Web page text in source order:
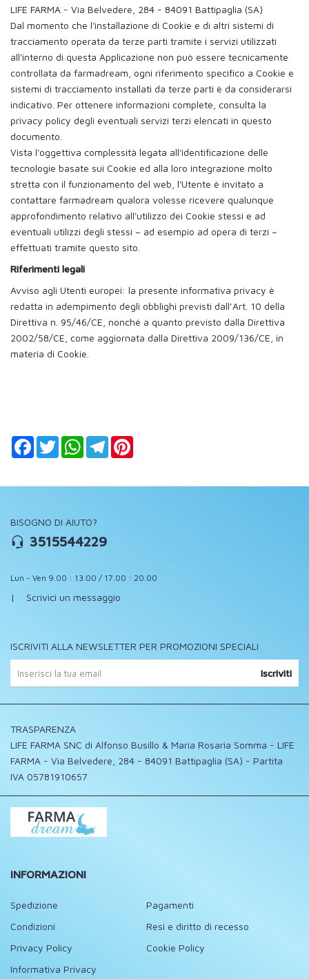
LIFE FARMA - Via Belvedere, 284 - 84091 Battipaglia (SA)
Dal momento che l'installazione di Cookie e di altri sistemi di
tracciamento operata da terze parti tramite i servizi utilizzati
all'interno di questa Applicazione non può essere tecnicamente
controllata da farmadream, ogni riferimento specifico a Cookie e
sistemi di tracciamento installati da terze parti è da considerarsi
indicativo. Per ottenere informazioni complete, consulta la
privacy policy degli eventuali servizi terzi elencati in questo
documento.
Vista l'oggettiva complessità legata all'identificazione delle
tecnologie basate sui Cookie ed alla loro integrazione molto
stretta con il funzionamento del web, l'Utente è invitato a
contattare farmadream qualora volesse ricevere qualunque
approfondimento relativo all'utilizzo dei Cookie stessi e ad
eventuali utilizzi degli stessi – ad esempio ad opera di terzi –
effettuati tramite questo sito.
Riferimenti legali
Avviso agli Utenti europei: la presente informativa privacy è
redatta in adempimento degli obblighi previsti dall’Art. 10 della
Direttiva n. 95/46/CE, nonché a quanto previsto dalla Direttiva
2002/58/CE, come aggiornata dalla Direttiva 2009/136/CE, in
materia di Cookie.
FacebookTwitterWhatsApp
Telegram
BISOGNO DI AIUTO?
3515544229
Lun - Ven 9.00 : 13.00 / 17.00 : 20.00
| Scrivici un messaggio
ISCRIVITI ALLA NEWSLETTER PER PROMOZIONI SPECIALI
Iscriviti
TRASPARENZA
LIFE FARMA SNC di Alfonso Busillo & Maria Rosaria Somma - LIFE
FARMA - Via Belvedere, 284 - 84091 Battipaglia (SA) - Partita
IVA 05781910657
INFORMAZIONI
Spedizione
Pagamenti
Condizioni
Resi e diritto di recesso
Privacy Policy
Cookie Policy
Informativa Privacy